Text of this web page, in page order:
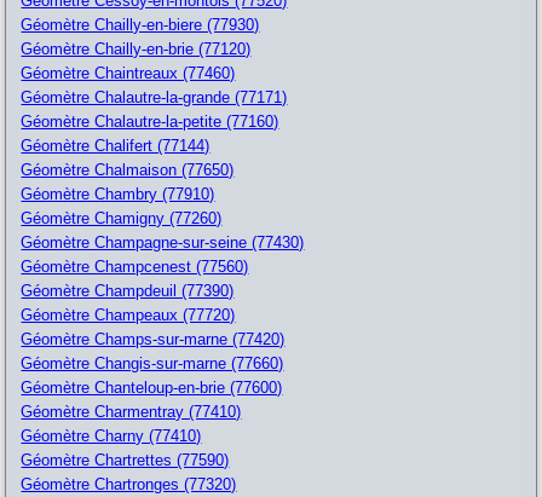
Géomètre Chailly-en-biere (77930)
Géomètre Chailly-en-brie (77120)
Géomètre Chaintreaux (77460)
Géomètre Chalautre-la-grande (77171)
Géomètre Chalautre-la-petite (77160)
Géomètre Chalifert (77144)
Géomètre Chalmaison (77650)
Géomètre Chambry (77910)
Géomètre Chamigny (77260)
Géomètre Champagne-sur-seine (77430)
Géomètre Champcenest (77560)
Géomètre Champdeuil (77390)
Géomètre Champeaux (77720)
Géomètre Champs-sur-marne (77420)
Géomètre Changis-sur-marne (77660)
Géomètre Chanteloup-en-brie (77600)
Géomètre Charmentray (77410)
Géomètre Charny (77410)
Géomètre Chartrettes (77590)
Géomètre Chartronges (77320)